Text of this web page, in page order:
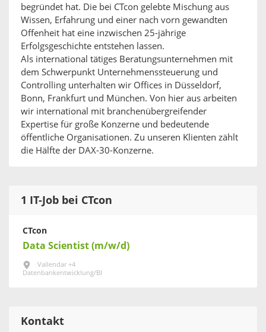
begründet hat. Die bei CTcon gelebte Mischung aus
Wissen, Erfahrung und einer nach vorn gewandten
Offenheit hat eine inzwischen 25-jährige
Erfolgsgeschichte entstehen lassen.
Als international tätiges Beratungsunternehmen mit
dem Schwerpunkt Unternehmenssteuerung und
Controlling unterhalten wir Offices in Düsseldorf,
Bonn, Frankfurt und München. Von hier aus arbeiten
wir international mit branchenübergreifender
Expertise für große Konzerne und bedeutende
öffentliche Organisationen. Zu unseren Klienten zählt
die Hälfte der DAX-30-Konzerne.
1 IT-Job bei CTcon
CTcon
Data Scientist (m/w/d)
Vallendar +4
Datenbankentwicklung/BI
Kontakt